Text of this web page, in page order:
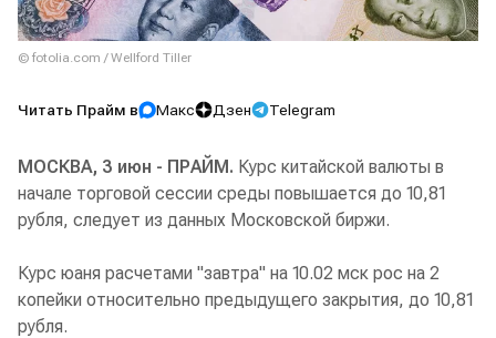
© fotolia.com / Wellford Tiller
Читать Прайм в Макс Дзен Telegram
МОСКВА, 3 июн - ПРАЙМ. Курс китайской валюты в
начале торговой сессии среды повышается до 10,81
рубля, следует из данных Московской биржи.
Курс юаня расчетами "завтра" на 10.02 мск рос на 2
копейки относительно предыдущего закрытия, до 10,81
рубля.